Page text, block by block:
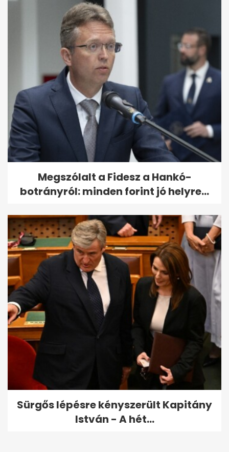
Megszólalt a Fidesz a Hankó-
botrányról: minden forint jó helyre...
Sürgős lépésre kényszerült Kapitány
István - A hét...